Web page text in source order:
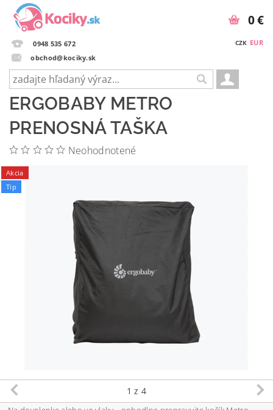
0948 535 672
obchod@kociky.sk
CZK EUR
0 €
ERGOBABY METRO
PRENOSNÁ TAŠKA
Neohodnotené
Akcia
Tip
1 z 4